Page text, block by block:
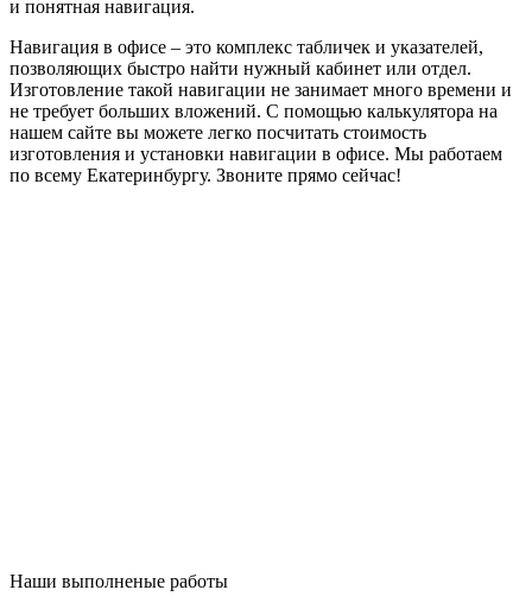
и понятная навигация.
Навигация в офисе – это комплекс табличек и указателей,
позволяющих быстро найти нужный кабинет или отдел.
Изготовление такой навигации не занимает много времени и
не требует больших вложений. С помощью калькулятора на
нашем сайте вы можете легко посчитать стоимость
изготовления и установки навигации в офисе. Мы работаем
по всему Екатеринбургу. Звоните прямо сейчас!
Наши выполненые работы